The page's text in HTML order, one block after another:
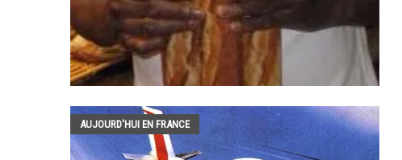
AUJOURD'HUI EN FRANCE